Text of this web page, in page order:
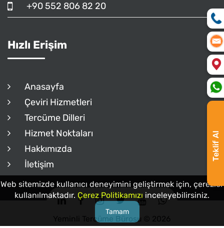
+90 552 806 82 20
Hızlı Erişim
Anasayfa
Çeviri Hizmetleri
Tercüme Dilleri
Hizmet Noktaları
Hakkımızda
İletişim
Yeminli Tercüme Bürosu © 2026
Teklif Al
Web sitemizde kullanıcı deneyimini geliştirmek için, çerezler
kullanılmaktadır. Çerez Politikamızı inceleyebilirsiniz.
Tamam